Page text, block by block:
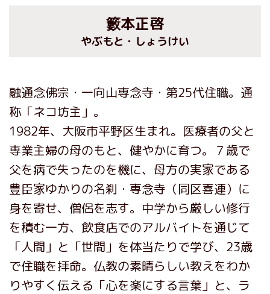
籔本正啓
やぶもと・しょうけい
融通念佛宗・一向山専念寺・第25代住職。通
称「ネコ坊主」。
1982年、大阪市平野区生まれ。医療者の父と
専業主婦の母のもと、健やかに育つ。７歳で
父を病で失ったのを機に、母方の実家である
豊臣家ゆかりの名刹・専念寺（同区喜連）に
身を寄せ、僧侶を志す。中学から厳しい修行
を積む一方、飲食店でのアルバイトを通じて
「人間」と「世間」を体当たりで学び、23歳
で住職を拝命。仏教の素晴らしい教えをわか
りやすく伝える「心を楽にする言葉」と、ラ